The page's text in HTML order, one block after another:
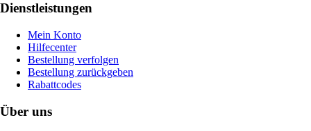
Dienstleistungen
Mein Konto
Hilfecenter
Bestellung verfolgen
Bestellung zurückgeben
Rabattcodes
Über uns